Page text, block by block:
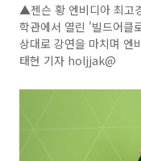
▲젠슨 황 엔비디아 최고
학관에서 열린 '빌드어
상대로 강연을 마치며 엔
태현 기자 holjjak@